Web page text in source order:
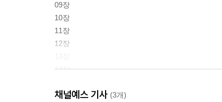
09장
10장
11장
12장
14장
16장
채널예스 기사 (3개)